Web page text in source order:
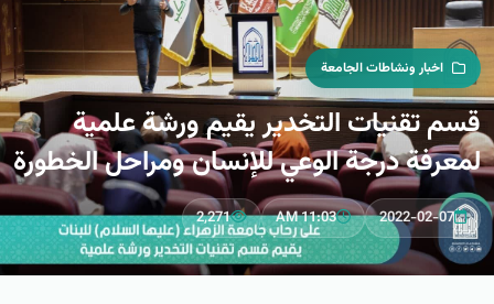
اخبار ونشاطات الجامعة
قسم تقنيات التخدير يقيم ورشة علمية
لمعرفة درجة الوعي للإنسان ومراحل الخطورة
2022-02-07
11:03 AM
2,271